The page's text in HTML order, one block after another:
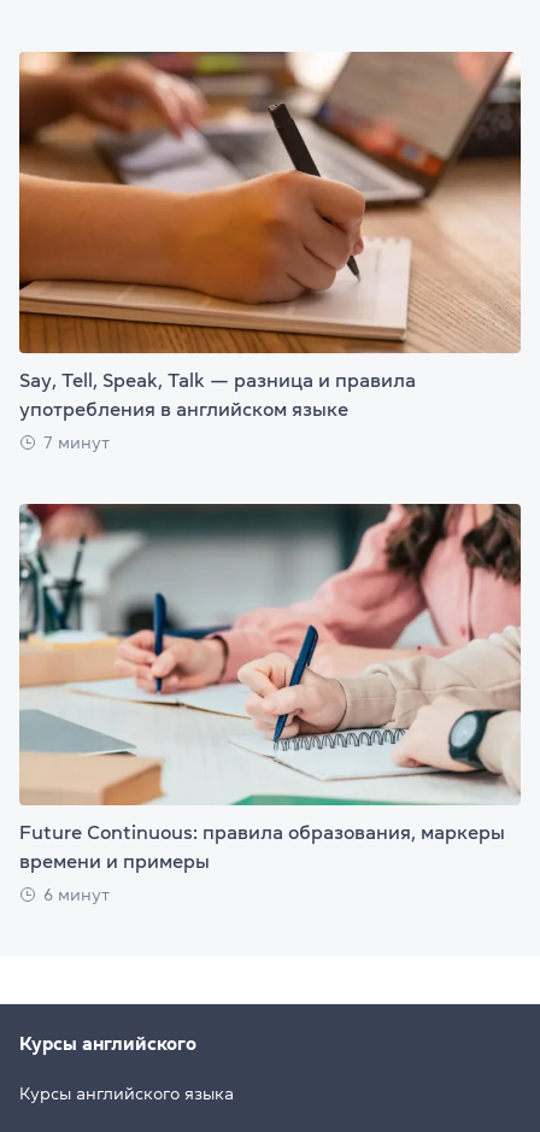
Say, Tell, Speak, Talk — разница и правила
употребления в английском языке
7 минут
Future Continuous: правила образования, маркеры
времени и примеры
6 минут
Курсы английского
Курсы английского языка